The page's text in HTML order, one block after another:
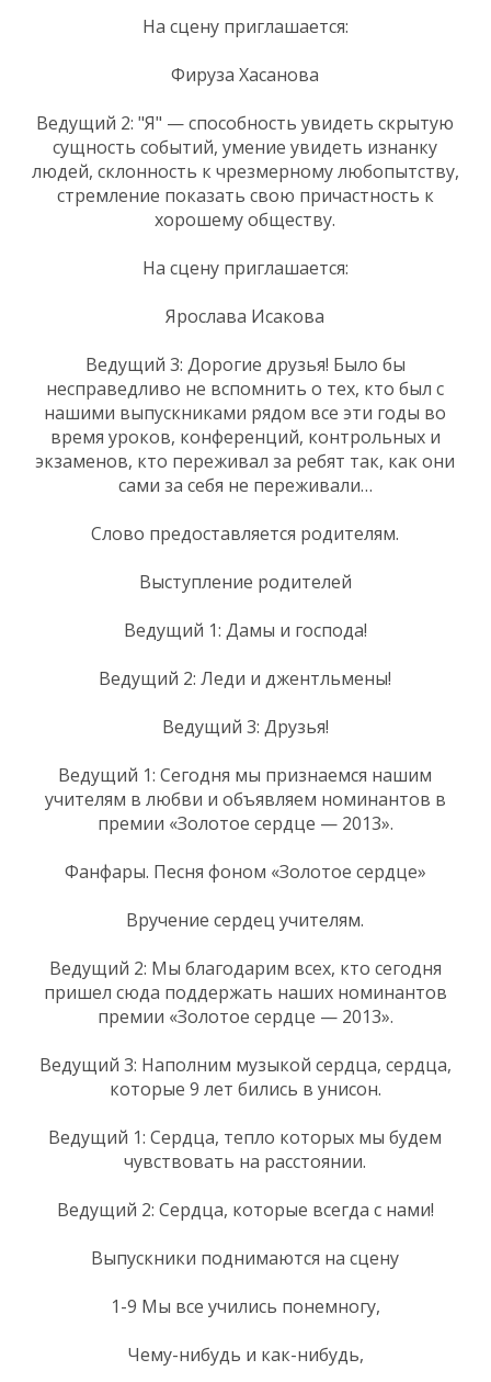
На сцену приглашается:
Фируза Хасанова
Ведущий 2: "Я" — способность увидеть скрытую
сущность событий, умение увидеть изнанку
людей, склонность к чрезмерному любопытству,
стремление показать свою причастность к
хорошему обществу.
На сцену приглашается:
Ярослава Исакова
Ведущий 3: Дорогие друзья! Было бы
несправедливо не вспомнить о тех, кто был с
нашими выпускниками рядом все эти годы во
время уроков, конференций, контрольных и
экзаменов, кто переживал за ребят так, как они
сами за себя не переживали…
Слово предоставляется родителям.
Выступление родителей
Ведущий 1: Дамы и господа!
Ведущий 2: Леди и джентльмены!
Ведущий 3: Друзья!
Ведущий 1: Сегодня мы признаемся нашим
учителям в любви и объявляем номинантов в
премии «Золотое сердце — 2013».
Фанфары. Песня фоном «Золотое сердце»
Вручение сердец учителям.
Ведущий 2: Мы благодарим всех, кто сегодня
пришел сюда поддержать наших номинантов
премии «Золотое сердце — 2013».
Ведущий 3: Наполним музыкой сердца, сердца,
которые 9 лет бились в унисон.
Ведущий 1: Сердца, тепло которых мы будем
чувствовать на расстоянии.
Ведущий 2: Сердца, которые всегда с нами!
Выпускники поднимаются на сцену
1-9 Мы все учились понемногу,
Чему-нибудь и как-нибудь,